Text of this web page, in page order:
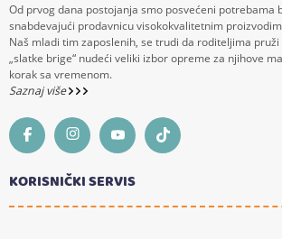
Od prvog dana postojanja smo posvećeni potrebama
snabdevajući prodavnicu visokokvalitetnim
Naš mladi tim zaposlenih, se trudi da roditeljima pruži
„slatke brige“ nudeći veliki izbor opreme za njihove
korak sa vremenom.
Saznaj više
KORISNIČKI SERVIS